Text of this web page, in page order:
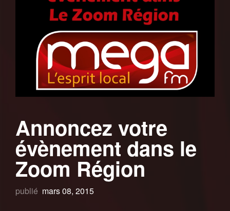
Annoncez votre
évènement dans le
Zoom Région
publié mars 08, 2015